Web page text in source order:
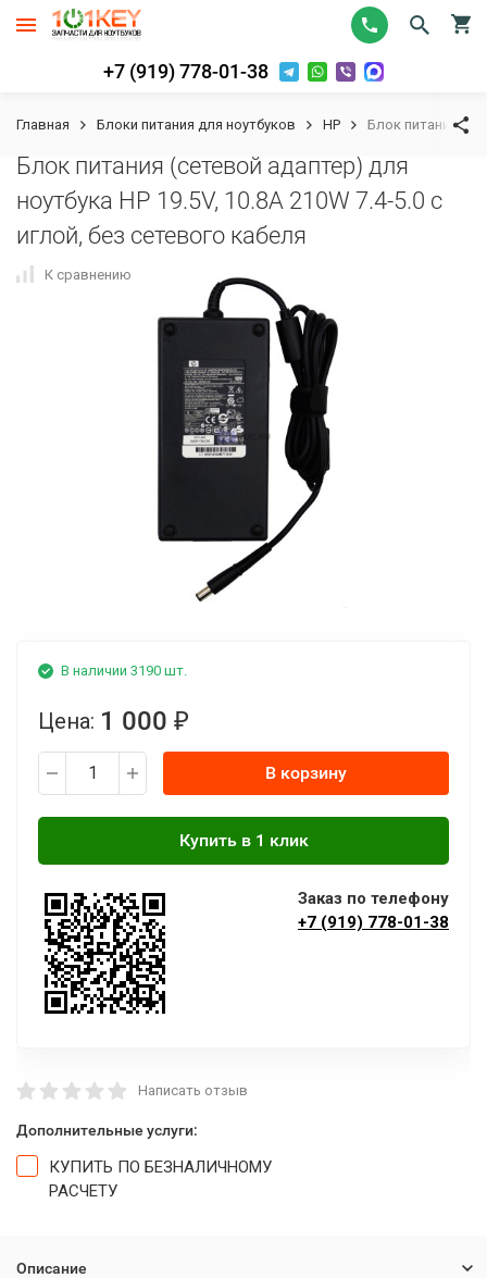
+7 (919) 778-01-38
Главная Блоки питания для ноутбуков HP Блок питания
Блок питания (сетевой адаптер) для
ноутбука HP 19.5V, 10.8A 210W 7.4-5.0 с
иглой, без сетевого кабеля
К сравнению В избранное
В наличии 3190 шт.
Цена: 1 000 ₽
В корзину
Заказ по телефону
+7 (919) 778-01-38
Написать отзыв
Дополнительные услуги:
КУПИТЬ ПО БЕЗНАЛИЧНОМУ
РАСЧЕТУ
Описание